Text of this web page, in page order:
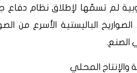
لم تسمّها لإطلاق نظام دفاع
الباليستية الأسرع من
الصنع.
والإنتاج المحلي